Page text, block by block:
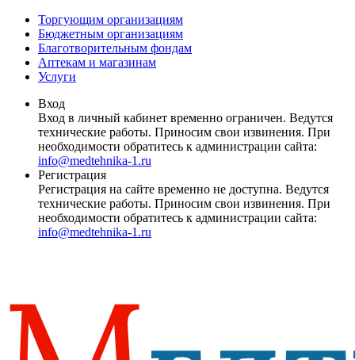
Торгующим организациям
Бюджетным организациям
Благотворительным фондам
Аптекам и магазинам
Услуги
Вход
Вход в личный кабинет временно ограничен. Ведутся
технические работы. Приносим свои извинения. При
необходимости обратитесь к администрации сайта:
info@medtehnika-1.ru
Регистрация
Регистрация на сайте временно не доступна. Ведутся
технические работы. Приносим свои извинения. При
необходимости обратитесь к администрации сайта:
info@medtehnika-1.ru